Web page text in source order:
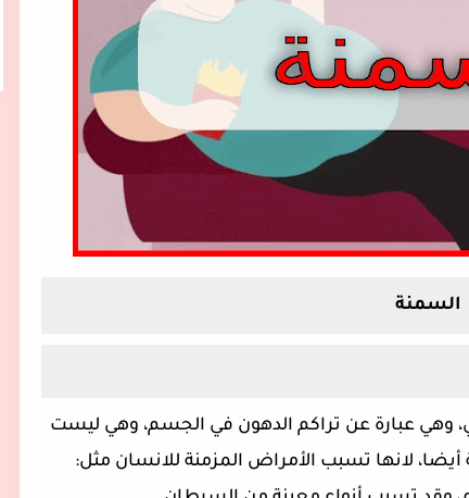
السمنة
وهي عبارة عن تراكم الدهون في الجسم، وهي ليست
لانها تسبب الأمراض المزمنة للانسان مثل: